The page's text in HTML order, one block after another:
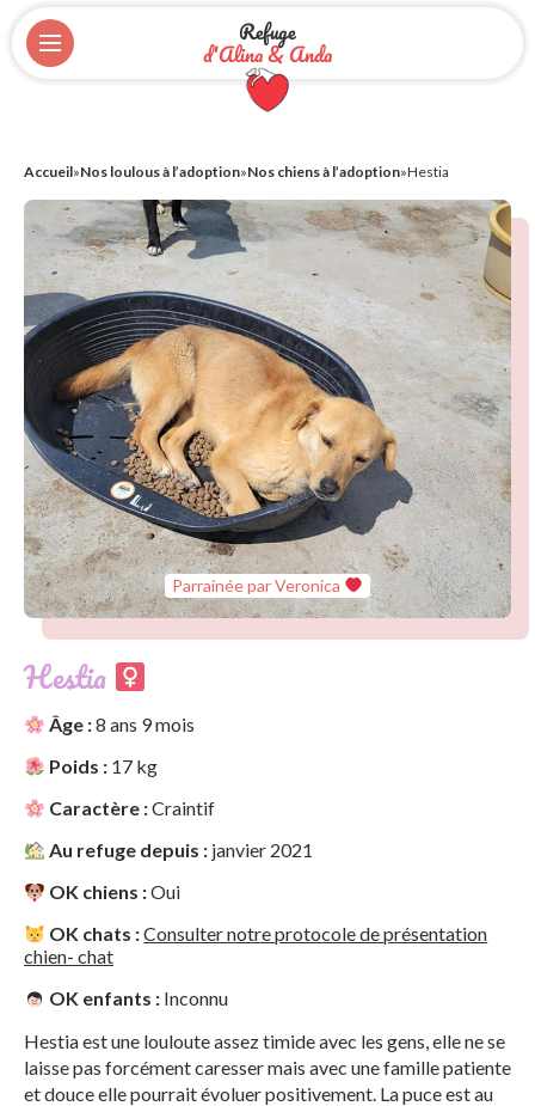
Refuge
d'Alina & Anda
Accueil»Nos loulous à l’adoption»Nos chiens à l’adoption»Hestia
Parrainée par Veronica
Hestia
Âge :8 ans 9 mois
Poids : 17 kg
Caractère :Craintif
Au refuge depuis : janvier 2021
OK chiens :Oui
OK chats :Consulter notre protocole de présentation
chien- chat
OK enfants : Inconnu
Hestia est une louloute assez timide avec les gens, elle ne se
laisse pas forcément caresser mais avec une famille patiente
et douce elle pourrait évoluer positivement. La puce est au